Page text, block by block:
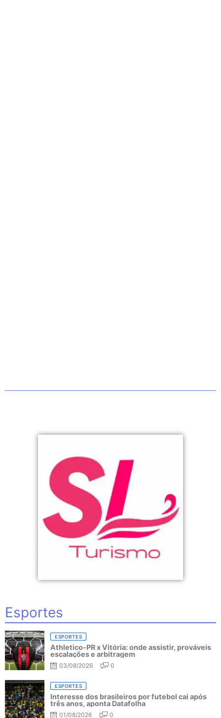
Esportes
ESPORTES
Athletico-PR x Vitória: onde assistir, prováveis
escalações e arbitragem
03/08/2026 0
ESPORTES
Interesse dos brasileiros por futebol cai após
três anos, aponta Datafolha
01/08/2026 0